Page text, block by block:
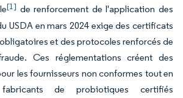
[1] de renforcement de l'application des
USDA en mars 2024 exige des certificats
et des protocoles renforcés de
Ces réglementations créent des
les fournisseurs non conformes tout en
de probiotiques certifiés